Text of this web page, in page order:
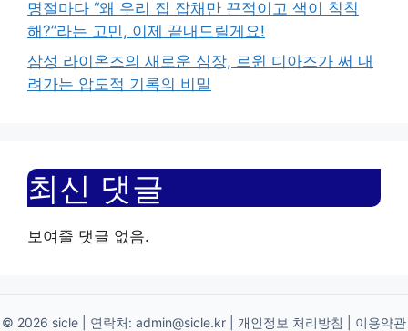
명절마다 “왜 우리 집 잡채만 끈적이고 색이 칙칙
해?”라는 고민, 이제 끝내드릴게요!
삼성 라이온즈의 새로운 심장, 르윈 디아즈가 써 내
려가는 압도적 기록의 비밀
최신 댓글
보여줄 댓글 없음.
© 2026 sicle | 연락처: admin@sicle.kr 개인정보 처리방침 이용약관